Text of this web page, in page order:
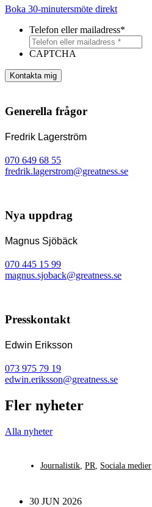
Boka 30-minutersmöte direkt
Telefon eller mailadress*
CAPTCHA
Kontakta mig
Generella frågor
Fredrik Lagerström
070 649 68 55
fredrik.lagerstrom@greatness.se
Nya uppdrag
Magnus Sjöbäck
070 445 15 99
magnus.sjoback@greatness.se
Presskontakt
Edwin Eriksson
073 975 79 19
edwin.eriksson@greatness.se
Fler nyheter
Alla nyheter
Journalistik PR Sociala medier
30 JUN 2026